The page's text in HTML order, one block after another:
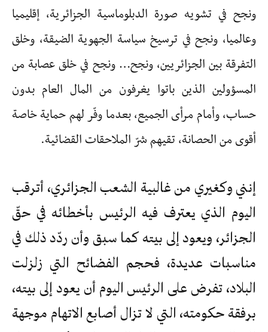
ونجح في تشويه صورة الدبلوماسية الجزائرية، إقليميا
وعالميا، ونجح في ترسيخ سياسة الجهوية الضيقة، وخلق
التفرقة بين الجزائريين، ونجح… ونجح في خلق عصابة من
المسؤولين الذين باتوا يغرفون من المال العام بدون
حساب، وأمام مرأى الجميع، بعدما وفّر لهم حماية خاصة
أقوى من الحصانة، تقيهم شرّ الملاحقات القضائية.
إنني وكغيري من غالبية الشعب الجزائري، أترقب
اليوم الذي يعترف فيه الرئيس بأخطائه في حقّ
الجزائر، ويعود إلى بيته كما سبق وأن ردّد ذلك في
مناسبات عديدة، فحجم الفضائح التي زلزلت
البلاد، تفرض على الرئيس اليوم أن يعود إلى بيته،
برفقة حكومته، التي لا تزال أصابع الاتهام موجهة